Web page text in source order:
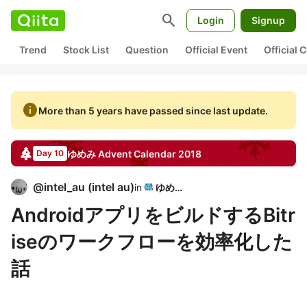
search Login Signup
Trend Stock List Question Official Event Official
infoMore than 5 years have passed since last update.
Day 10 ゆめみAdvent Calendar 2018
@intel_au (intel au)in ゆめみ
AndroidアプリをビルドするBitr
iseのワークフローを効率化した
話